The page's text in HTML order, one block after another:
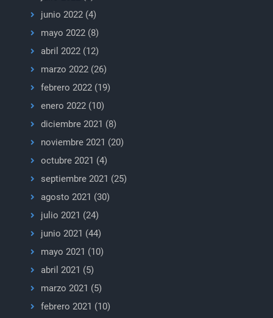
junio 2022(4)
mayo 2022(8)
abril 2022(12)
marzo 2022(26)
febrero 2022(19)
enero 2022(10)
diciembre 2021 (8)
noviembre 2021 (20)
octubre 2021 (4)
septiembre 2021 (25)
agosto 2021 (30)
julio 2021 (24)
junio 2021 (44)
mayo 2021 (10)
abril 2021 (5)
marzo 2021 (5)
febrero 2021 (10)